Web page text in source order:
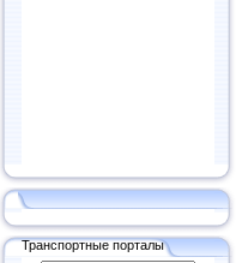
Транспортные порталы